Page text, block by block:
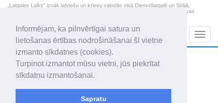
Informējam, ka pilnvērtīgai satura un
lietošanas ērtības nodrošināšanai šī vietne
izmanto sīkdatnes (cookies).
Turpinot izmantot mūsu vietni, jūs piekrītat
sīkdatņu izmantošanai.
Sapratu
„Latgales Laiks” iznāk latviešu un krievu valodās visā Dienvidlatgalē un Sēlijā,
„Latgales Laiks” latviešu valodā aptver Daugavpils valstspilsētu, Augšdaugavas
2026. gada 8. augusts
Sestdiena
Mudīte, Vladislava, Vladislavs
+11.0